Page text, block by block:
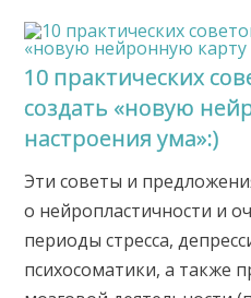
10 практических
создать «новую
настроения ума»:)
Эти советы и
о нейропластичности и
периоды стресса,
психосоматики, а также